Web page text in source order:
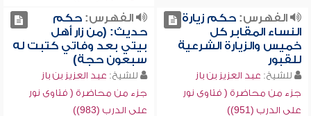
الفهرس:حكم زيارة
النساء المقابر كل
خميس والزيارة الشرعية
للقبور
للشيخ: عبد العزيز بن باز
جزء من محاضرة ( فتاوى نور
على الدرب (951))
الفهرس:حكم
حديث: (من زار أهل
بيتي بعد وفاتي كتبت له
سبعون حجة)
للشيخ: عبد العزيز بن باز
جزء من محاضرة ( فتاوى نور
على الدرب (983))